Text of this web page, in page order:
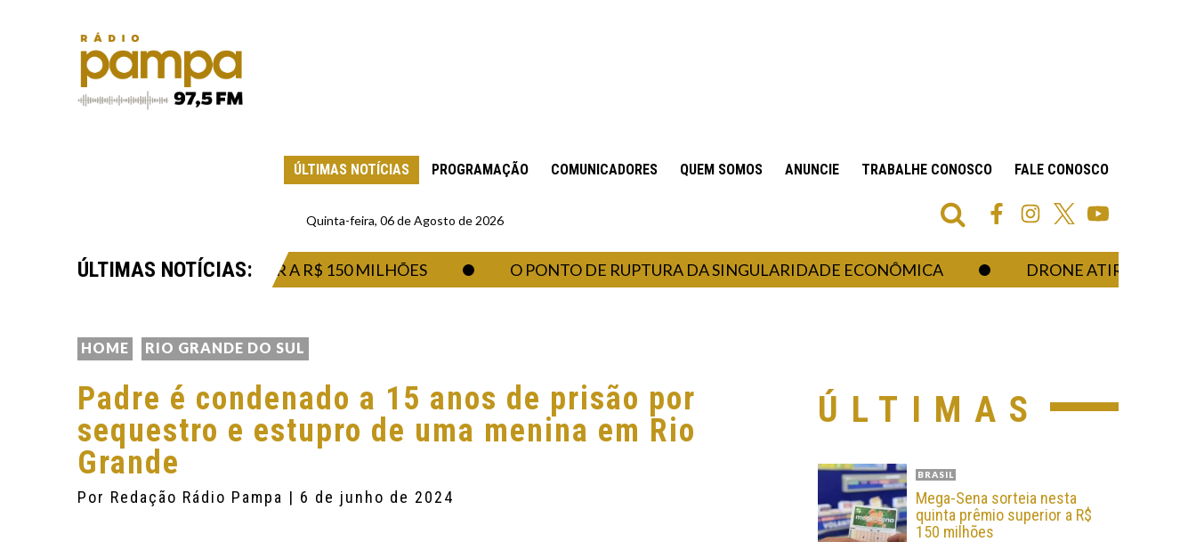
ÚLTIMAS NOTÍCIAS PROGRAMAÇÃO COMUNICADORES QUEM SOMOS ANUNCIE TRABALHE CONOSCO FALE CONOSCO
Quinta-feira, 06 de Agosto de 2026
ÚLTIMAS NOTÍCIAS:
QUINTA PRÊMIO SUPERIOR A R$ 150 MILHÕES O PONTO DE RUPTURA DA SINGULARIDADE ECONÔMICA DRONE ATIRADOR
HOME RIO GRANDE DO SUL
Padre é condenado a 15 anos de prisão por
sequestro e estupro de uma menina em Rio
Grande
Por Redação Rádio Pampa | 6 de junho de 2024
ÚLTIMAS
BRASIL
Mega-Sena sorteia nesta
quinta prêmio superior a R$
150 milhões